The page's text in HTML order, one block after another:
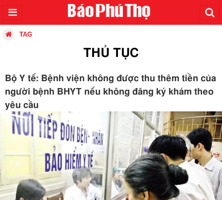
TAG
THỦ TỤC
Bộ Y tế: Bệnh viện không được thu thêm tiền của
người bệnh BHYT nếu không đăng ký khám theo
yêu cầu